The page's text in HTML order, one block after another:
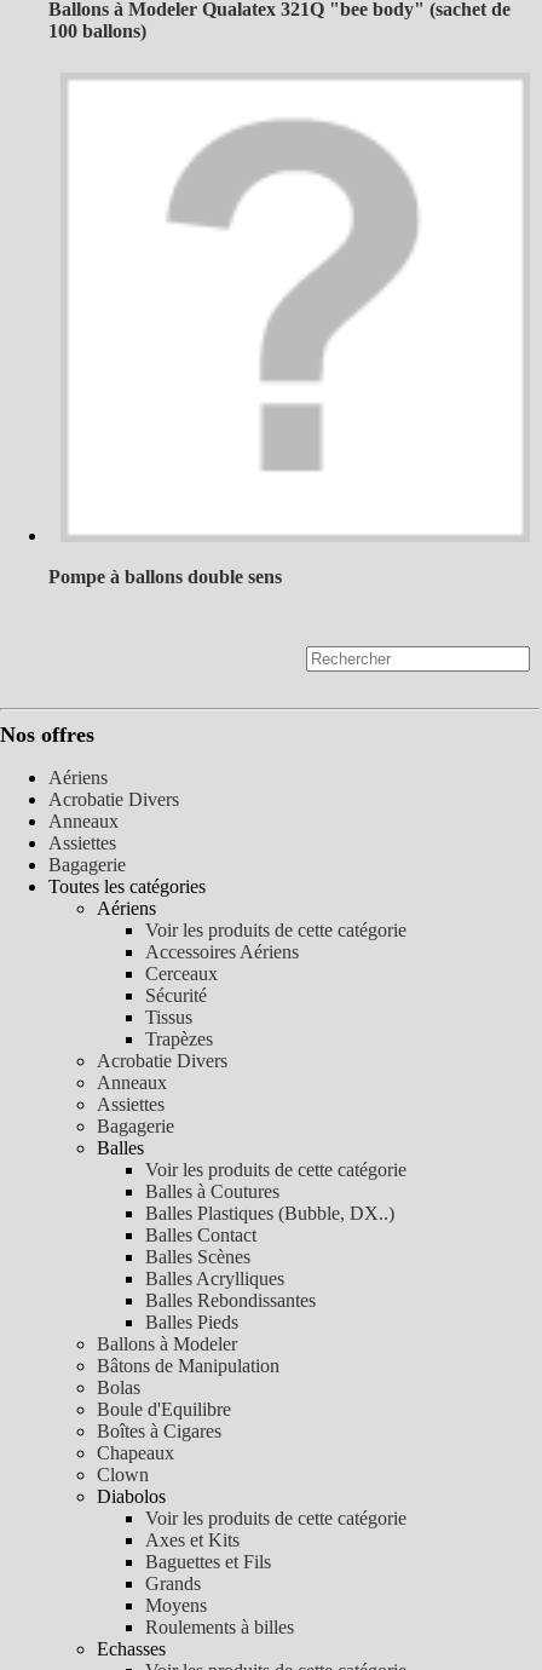
Ballons à Modeler Qualatex 321Q "bee body" (sachet de
100 ballons)
Pompe à ballons double sens
Nos offres
Aériens
Acrobatie Divers
Anneaux
Assiettes
Bagagerie
Toutes les catégories
Aériens
Voir les produits de cette catégorie
Accessoires Aériens
Cerceaux
Sécurité
Tissus
Trapèzes
Acrobatie Divers
Anneaux
Assiettes
Bagagerie
Balles
Voir les produits de cette catégorie
Balles à Coutures
Balles Plastiques (Bubble, DX..)
Balles Contact
Balles Scènes
Balles Acrylliques
Balles Rebondissantes
Balles Pieds
Ballons à Modeler
Bâtons de Manipulation
Bolas
Boule d'Equilibre
Boîtes à Cigares
Chapeaux
Clown
Diabolos
Voir les produits de cette catégorie
Axes et Kits
Baguettes et Fils
Grands
Moyens
Roulements à billes
Echasses